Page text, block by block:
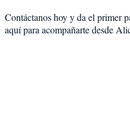
Contáctanos hoy y da el primer
aquí para acompañarte desde